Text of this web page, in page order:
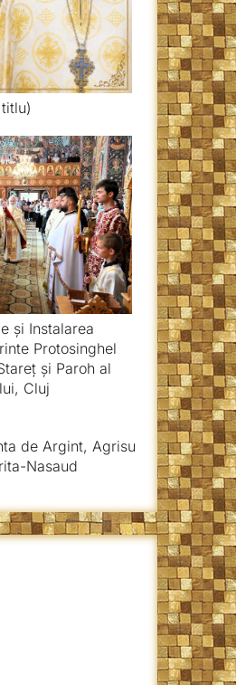
și Instalarea
Protosinghel
și Paroh al
Cluj
de Argint, Agrisu
Nasaud